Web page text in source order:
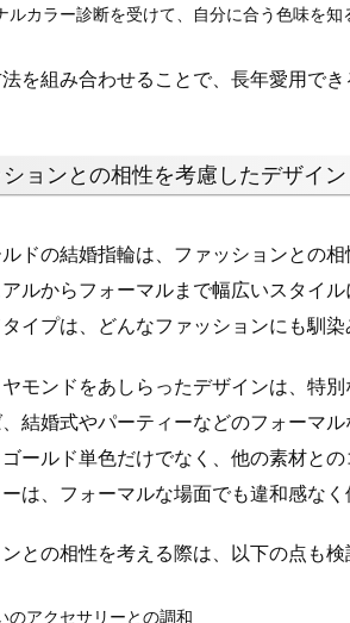
ルカラー診断を受けて、自分に合う色味を知
を組み合わせることで、長年愛用で
ョンとの相性を考慮したデザイン
ドの結婚指輪は、ファッションとの
ルからフォーマルまで幅広いスタイ
イプは、どんなファッションにも馴
モンドをあしらったデザインは、特
結婚式やパーティーなどのフォーマ
ールド単色だけでなく、他の素材と
は、フォーマルな場面でも違和感な
との相性を考える際は、以下の点も検
のアクセサリーとの調和